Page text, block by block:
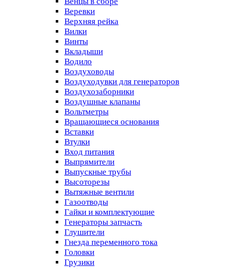
Веревки
Верхняя рейка
Вилки
Винты
Вкладыши
Водило
Воздуховоды
Воздуходувки для генераторов
Воздухозаборники
Воздушные клапаны
Вольтметры
Вращающиеся основания
Вставки
Втулки
Вход питания
Выпрямители
Выпускные трубы
Высоторезы
Вытяжные вентили
Газоотводы
Гайки и комплектующие
Генераторы запчасть
Глушители
Гнезда переменного тока
Головки
Грузики